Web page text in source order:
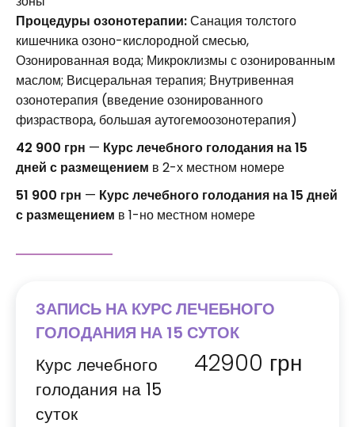
Процедуры озонотерапии:Санация толстого
кишечника озоно-кислородной смесью,
Озонированная вода; Микроклизмы с озонированным
маслом; Висцеральная терапия; Внутривенная
озонотерапия (введение озонированного
физраствора, большая аутогемоозонотерапия)
42 900 грн — Курс лечебного голодания на 15
дней с размещением в 2-х местном номере
51 900 грн — Курс лечебного голодания на 15 дней
с размещением в 1-но местном номере
ЗАПИСЬ НА КУРС ЛЕЧЕБНОГО
ГОЛОДАНИЯ НА 15 СУТОК
Курс лечебного
голодания на 15
суток
42900 грн